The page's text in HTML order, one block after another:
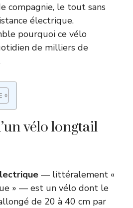
compagnie, le tout sans
électrique.
pourquoi ce vélo
de milliers de
vélo longtail
— littéralement «
» — est un vélo dont le
de 20 à 40 cm par